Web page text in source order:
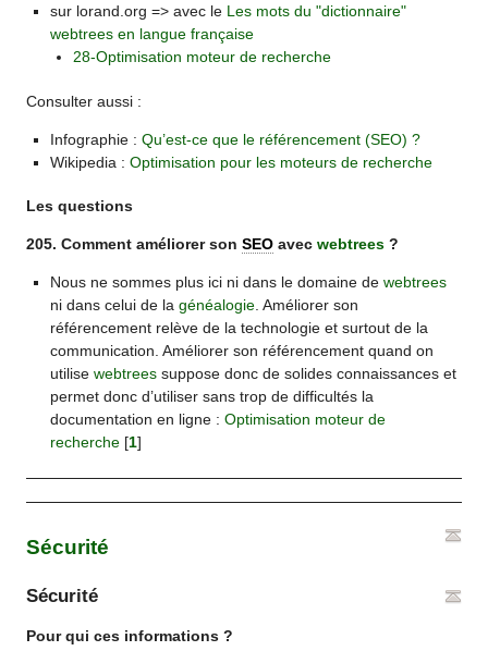
sur lorand.org => avec le Les mots du "dictionnaire"
webtrees en langue française
28-Optimisation moteur de recherche
Consulter aussi :
Infographie : Qu’est-ce que le référencement (SEO) ?
Wikipedia : Optimisation pour les moteurs de recherche
Les questions
205. Comment améliorer sonSEO avecwebtrees ?
Nous ne sommes plus ici ni dans le domaine de webtrees
ni dans celui de la généalogie. Améliorer son
référencement relève de la technologie et surtout de la
communication. Améliorer son référencement quand on
utilise webtreessuppose donc de solides connaissances et
permet donc d’utiliser sans trop de difficultés la
documentation en ligne : Optimisation moteur de
recherche[1]
Sécurité
Sécurité
Pour qui ces informations ?